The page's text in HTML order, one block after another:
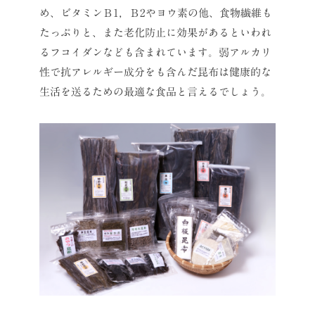
め、ビタミンＢ1，Ｂ2やヨウ素の他、食物繊維も
たっぷりと、また老化防止に効果があるといわれ
るフコイダンなども含まれています。弱アルカリ
性で抗アレルギー成分をも含んだ昆布は健康的な
生活を送るための最適な食品と言えるでしょう。